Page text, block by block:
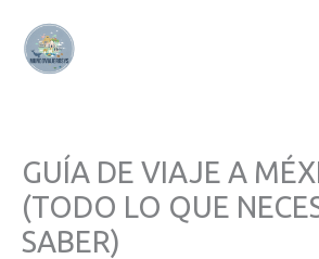
contenido
GUÍA DE VIAJE A
(TODO LO QUE
SABER)